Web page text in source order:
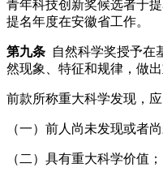
青年科技创新奖候选者于
提名年度在安徽省工作。
第九条 自然科学奖授予在
然现象、特征和规律，做
前款所称重大科学发现，
（一）前人尚未发现或者尚
（二）具有重大科学价值；